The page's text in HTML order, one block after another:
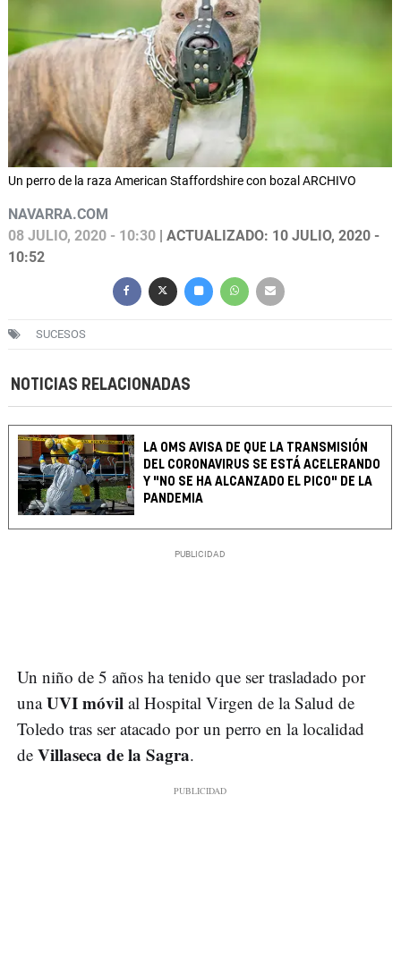
Un perro de la raza American Staffordshire con bozal ARCHIVO
NAVARRA.COM
08 JULIO, 2020 - 10:30 | ACTUALIZADO: 10 JULIO, 2020 -
10:52
SUCESOS
NOTICIAS RELACIONADAS
LA OMS AVISA DE QUE LA TRANSMISIÓN
DEL CORONAVIRUS SE ESTÁ ACELERANDO
Y "NO SE HA ALCANZADO EL PICO" DE LA
PANDEMIA
Un niño de 5 años ha tenido que ser trasladado por
unaUVI móvil al Hospital Virgen de la Salud de
Toledo tras ser atacado por un perro en la localidad
de Villaseca de la Sagra.